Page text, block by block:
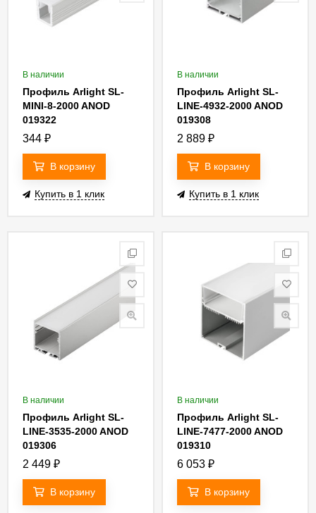
В наличии
Профиль Arlight SL-
MINI-8-2000 ANOD
019322
344 ₽
В корзину
Купить в 1 клик
В наличии
Профиль Arlight SL-
LINE-4932-2000 ANOD
019308
2 889 ₽
В корзину
Купить в 1 клик
В наличии
Профиль Arlight SL-
LINE-3535-2000 ANOD
019306
2 449 ₽
В корзину
В наличии
Профиль Arlight SL-
LINE-7477-2000 ANOD
019310
6 053 ₽
В корзину